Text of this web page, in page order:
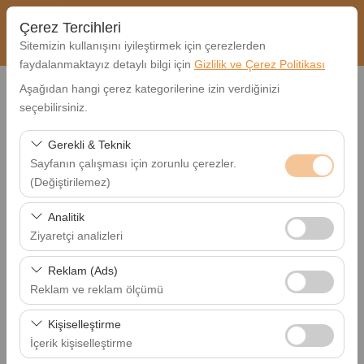
Çerez Tercihleri
Sitemizin kullanışını iyileştirmek için çerezlerden
faydalanmaktayız detaylı bilgi için Gizlilik ve Çerez Politikası
Aşağıdan hangi çerez kategorilerine izin verdiğinizi
seçebilirsiniz.
Gerekli & Teknik
Sayfanın çalışması için zorunlu çerezler.
(Değiştirilemez)
Bu çerezler sitenin doğru şekilde çalışması, güvenlik,
oturum yönetimi ve temel işlevler için gereklidir. Devre
dışı bırakılamaz.
Analitik
Ziyaretçi analizleri
Bu çerezler, sitemizin nasıl kullanıldığını (ziyaretçi sayısı,
en çok ziyaret edilen sayfalar, kullanıcı davranışları)
analiz etmemizi sağlar. Bu veriler, web sitesi
performansını ölçmek ve kullanıcı deneyimini sürekli
iyileştirmek için kullanılır.
Reklam (Ads)
Reklam ve reklam ölçümü
Bu çerezler, size ilgi alanlarınıza uygun kişiselleştirilmiş
reklamlar göstermemize ve reklam kampanyalarımızın
etkinliğini (gösterim sayısı, tıklama oranı) ölçmemize
Kişiselleştirme
İçerik kişiselleştirme
Rezervasyonum
Lütfen Rezervasyon numaranızı ve Rezervasyon sırasında
belirttiğiniz e-mail adresini giriniz.
Rezervasyon No
E-Posta Adresiniz